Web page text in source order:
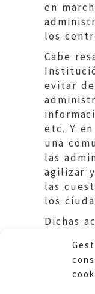
en
los
Cabe
evitar
etc. Y
una
las
agilizar
las
los
Dichas
de